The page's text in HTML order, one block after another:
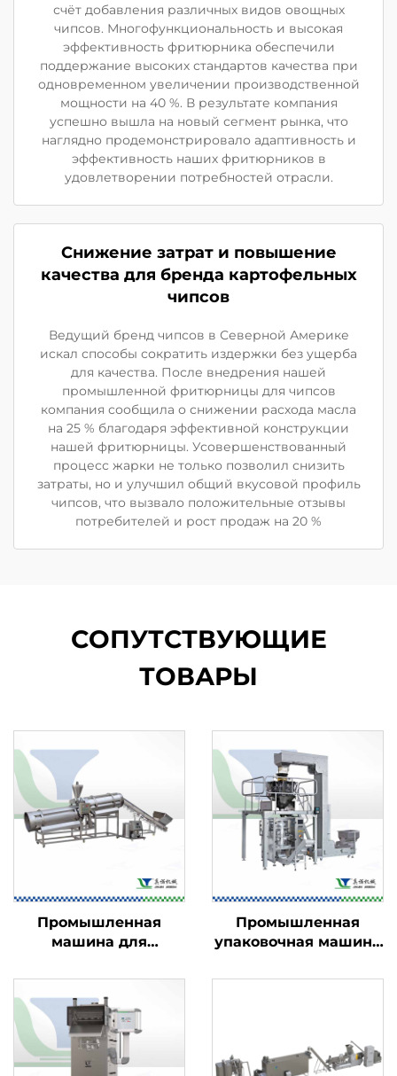
счёт добавления различных видов овощных
чипсов. Многофункциональность и высокая
эффективность фритюрника обеспечили
поддержание высоких стандартов качества при
одновременном увеличении производственной
мощности на 40 %. В результате компания
успешно вышла на новый сегмент рынка, что
наглядно продемонстрировало адаптивность и
эффективность наших фритюрников в
удовлетворении потребностей отрасли.
Снижение затрат и повышение
качества для бренда картофельных
чипсов
Ведущий бренд чипсов в Северной Америке
искал способы сократить издержки без ущерба
для качества. После внедрения нашей
промышленной фритюрницы для чипсов
компания сообщила о снижении расхода масла
на 25 % благодаря эффективной конструкции
нашей фритюрницы. Усовершенствованный
процесс жарки не только позволил снизить
затраты, но и улучшил общий вкусовой профиль
чипсов, что вызвало положительные отзывы
потребителей и рост продаж на 20 %
СОПУТСТВУЮЩИЕ
ТОВАРЫ
Промышленная
машина для
пищевых продуктов
Промышленная
упаковочная машина
продуктов